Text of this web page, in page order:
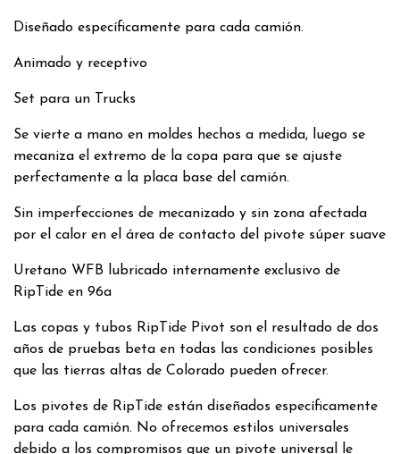
Diseñado específicamente para cada camión.
Animado y receptivo
Set para un Trucks
Se vierte a mano en moldes hechos a medida, luego se
mecaniza el extremo de la copa para que se ajuste
perfectamente a la placa base del camión.
Sin imperfecciones de mecanizado y sin zona afectada
por el calor en el área de contacto del pivote súper suave
Uretano WFB lubricado internamente exclusivo de
RipTide en 96a
Las copas y tubos RipTide Pivot son el resultado de dos
años de pruebas beta en todas las condiciones posibles
que las tierras altas de Colorado pueden ofrecer.
Los pivotes de RipTide están diseñados específicamente
para cada camión. No ofrecemos estilos universales
debido a los compromisos que un pivote universal le